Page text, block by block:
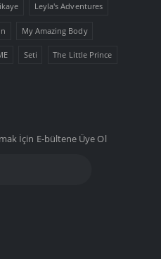
Leyla's Adventures
My Amazing Body
Seti The Little Prince
İçin E-bültene Üye Ol